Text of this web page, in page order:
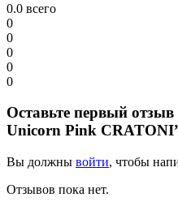
0.0 всего
0
0
0
0
0
Оставьте первый
Unicorn Pink
Вы должны войти, чтобы
Отзывов пока нет.